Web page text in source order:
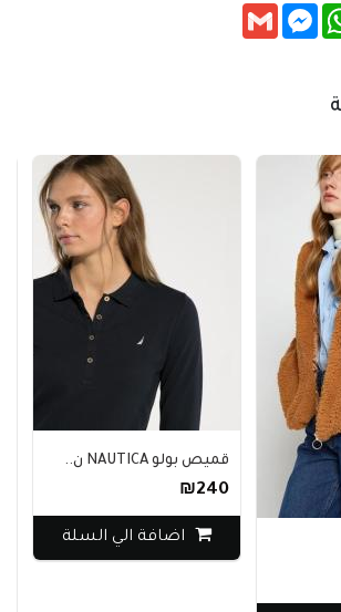
Messenger
Gmail
قميص بولو NAUTICA ن..
₪240
اضافة الي السلة